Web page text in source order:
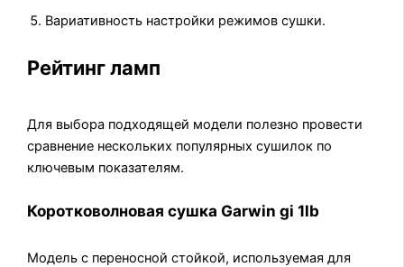
Вариативность настройки режимов сушки.
Рейтинг ламп
Для выбора подходящей модели полезно провести
сравнение нескольких популярных сушилок по
ключевым показателям.
Коротковолновая сушка Garwin gi 1lb
Модель с переносной стойкой, используемая для